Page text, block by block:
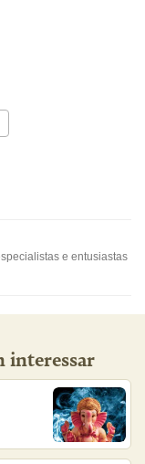
procuro
e entusiastas
interessar